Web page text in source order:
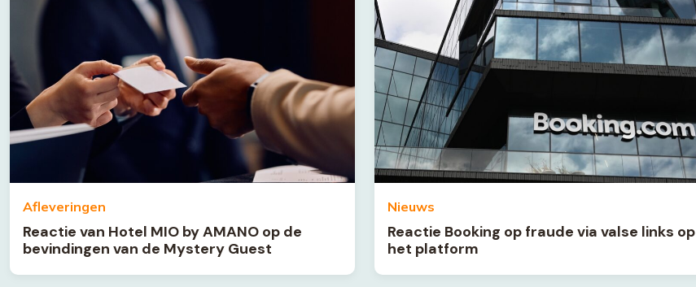
Afleveringen
Reactie van Hotel MIO by AMANO op de
bevindingen van de Mystery Guest
Nieuws
Reactie Booking op fraude via valse links op
het platform